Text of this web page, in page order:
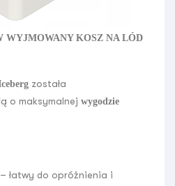
WYJMOWANY KOSZ NA LÓD
została
o maksymalnej wygodzie
– łatwy do opróżnienia i